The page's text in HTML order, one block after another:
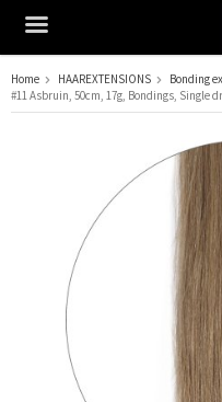
Het product is in
Home HAAREXTENSIONS Bonding
#11 Asbruin, 50cm, 17g, Bondings, Single